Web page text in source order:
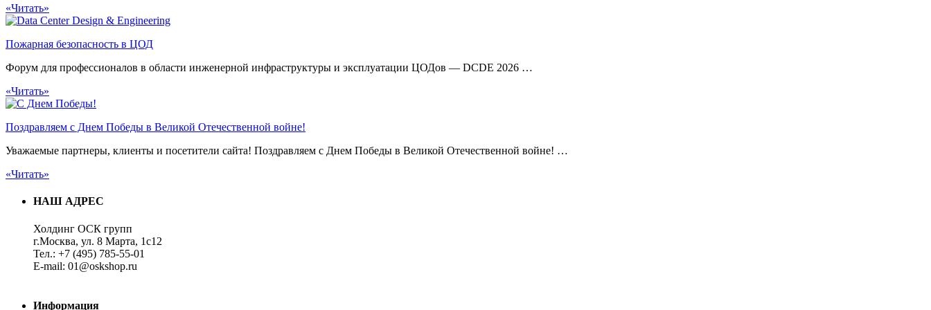
«Читать»
Пожарная безопасность в ЦОД
Форум для профессионалов в области инженерной инфраструктуры и эксплуатации ЦОДов — DCDE 2026 …
«Читать»
Поздравляем с Днем Победы в Великой Отечественной войне!
Уважаемые партнеры, клиенты и посетители сайта! Поздравляем с Днем Победы в Великой Отечественной войне! …
«Читать»
НАШ АДРЕС
Холдинг ОСК групп
г.Москва, ул. 8 Марта, 1с12
Тел.: +7 (495) 785-55-01
E-mail: 01@oskshop.ru
Информация